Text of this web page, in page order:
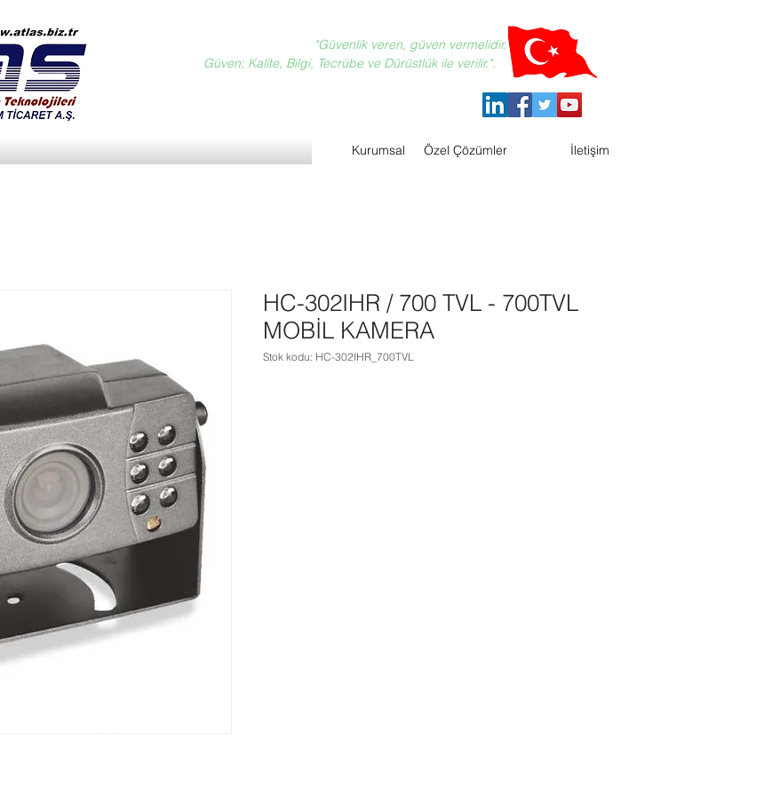
"Güvenlik veren, güven vermelidir.
Güven; Kalite, Bilgi, Tecrübe ve Dürüstlük ile verilir.".
Kurumsal Özel Çözümler İletişim
HC-302IHR / 700 TVL - 700TVL
MOBİL KAMERA
Stok kodu: HC-302IHR_700TVL